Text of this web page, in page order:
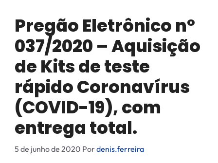
Pregão Eletrônico nº
037/2020 – Aquisição
de Kits de teste
rápido Coronavírus
(COVID-19), com
entrega total.
5 de junho de 2020 Pordenis.ferreira